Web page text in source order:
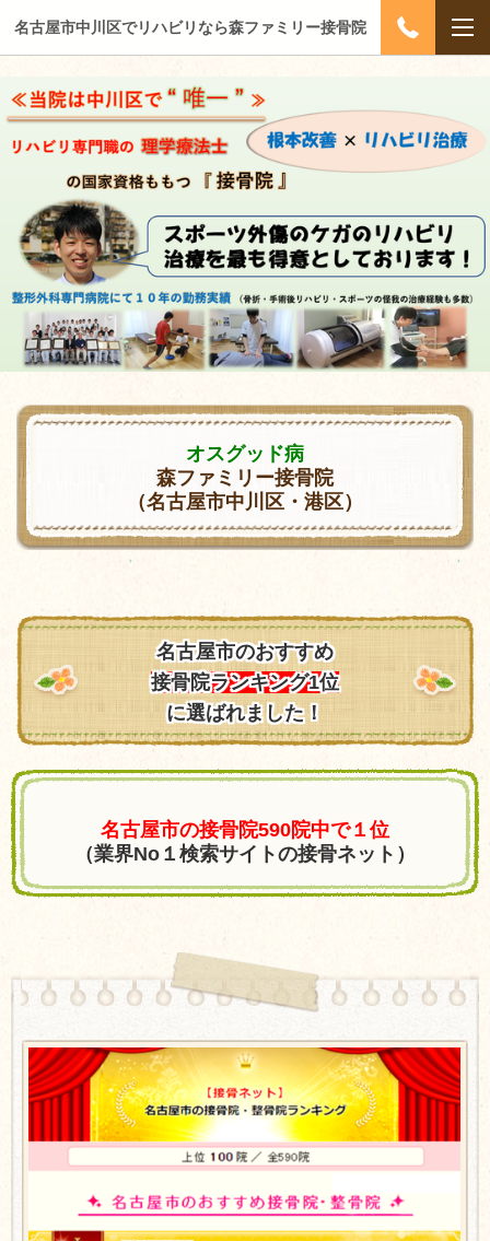
名古屋市中川区でリハビリなら森ファミリー接骨院
オスグッド病
森ファミリー接骨院
（名古屋市中川区・港区）
名古屋市のおすすめ
接骨院ランキング1位
に選ばれました！
名古屋市の接骨院590院中で１位
（業界No１検索サイトの接骨ネット）